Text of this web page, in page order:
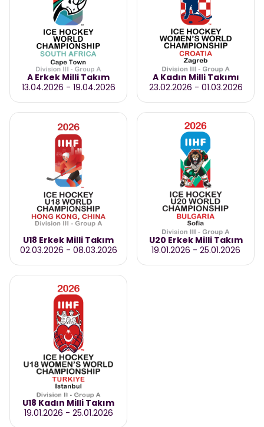
A Erkek Milli Takım
13.04.2026 - 19.04.2026
A Kadın Milli Takımı
23.02.2026 - 01.03.2026
U18 Erkek Milli Takım
02.03.2026 - 08.03.2026
U20 Erkek Milli Takım
19.01.2026 - 25.01.2026
U18 Kadın Milli Takım
19.01.2026 - 25.01.2026